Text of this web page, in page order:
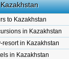
Kazakhstan
to Kazakhstan
in Kazakhstan
resort in Kazakhstan
in Kazakhstan